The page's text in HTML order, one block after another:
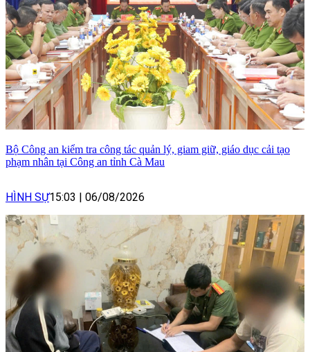
Bộ Công an kiểm tra công tác quản lý, giam giữ, giáo dục cải tạo
phạm nhân tại Công an tỉnh Cà Mau
HÌNH SỰ15:03 | 06/08/2026